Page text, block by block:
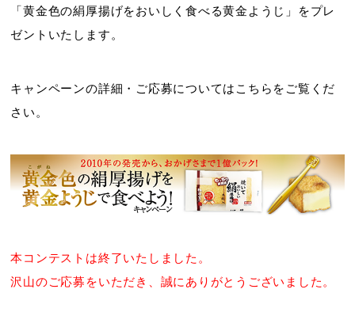
「黄金色の絹厚揚げをおいしく食べる黄金ようじ」をプレ
ゼントいたします。
キャンペーンの詳細・ご応募についてはこちらをご覧くだ
さい。
本コンテストは終了いたしました。
沢山のご応募をいただき、誠にありがとうございました。